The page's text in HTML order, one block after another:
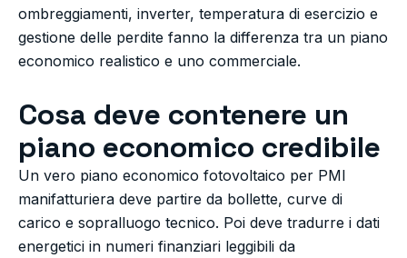
ombreggiamenti, inverter, temperatura di esercizio e
gestione delle perdite fanno la differenza tra un piano
economico realistico e uno commerciale.
Cosa deve contenere un
piano economico credibile
Un vero piano economico fotovoltaico per PMI
manifatturiera deve partire da bollette, curve di
carico e sopralluogo tecnico. Poi deve tradurre i dati
energetici in numeri finanziari leggibili da